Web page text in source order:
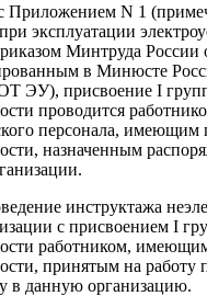
Приложением N 1
эксплуатации
Минтруда России
в Минюсте
ЭУ), присвоение I
проводится
персонала,
назначенным
инструктажа
с присвоением I
работником,
принятым на работу
в данную организацию.